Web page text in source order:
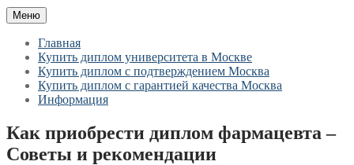
Меню
Главная
Купить диплом университета в Москве
Купить диплом с подтверждением Москва
Купить диплом с гарантией качества Москва
Информация
Как приобрести диплом фармацевта –
Советы и рекомендации